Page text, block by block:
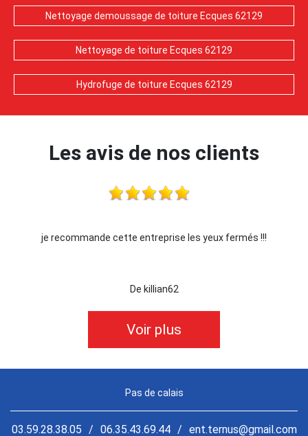
Nettoyage demoussage de toiture Ecques 62129
Nettoyage de toiture Ecques 62129
Hydrofuge de toiture Ecques 62129
Les avis de nos clients
les yeux fermés !!! Je recommande !!
Voir plus
Pas de calais
03.59.28.38.05 / 06.35.43.69.44 / ent.ternus@gmail.com